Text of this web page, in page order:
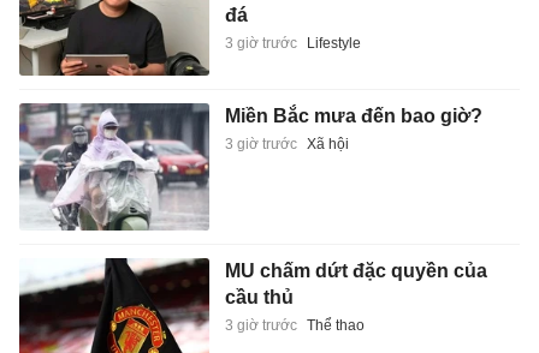
đá
3 giờ trước Lifestyle
Miền Bắc mưa đến bao giờ?
3 giờ trước Xã hội
MU chấm dứt đặc quyền của
cầu thủ
3 giờ trước Thể thao